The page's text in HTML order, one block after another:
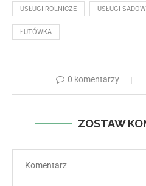
USŁUGI ROLNICZE USŁUGI
ŁUTÓWKA
0 komentarzy
ZOSTAW